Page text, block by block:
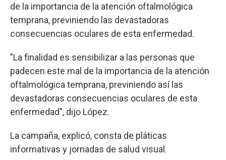
de la importancia de la atención oftalmológica
temprana, previniendo las devastadoras
consecuencias oculares de esta enfermedad.
"La finalidad es sensibilizar a las personas que
padecen este mal de la importancia de la atención
oftalmológica temprana, previniendo así las
devastadoras consecuencias oculares de esta
enfermedad", dijo López.
La campaña, explicó, consta de pláticas
informativas y jornadas de salud visual.